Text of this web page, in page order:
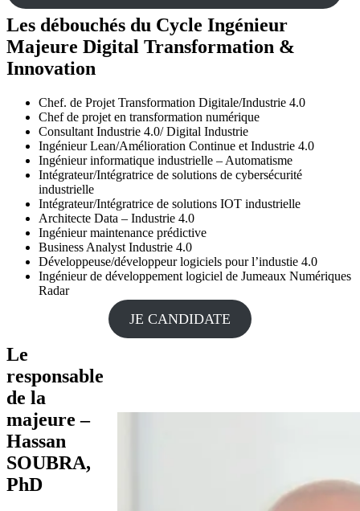
Les débouchés du Cycle Ingénieur
Majeure Digital Transformation &
Innovation
Chef. de Projet Transformation Digitale/Industrie 4.0
Chef de projet en transformation numérique
Consultant Industrie 4.0/ Digital Industrie
Ingénieur Lean/Amélioration Continue et Industrie 4.0
Ingénieur informatique industrielle – Automatisme
Intégrateur/Intégratrice de solutions de cybersécurité
industrielle
Intégrateur/Intégratrice de solutions IOT industrielle
Architecte Data – Industrie 4.0
Ingénieur maintenance prédictive
Business Analyst Industrie 4.0
Développeuse/développeur logiciels pour l’industie 4.0
Ingénieur de développement logiciel de Jumeaux Numériques
Radar
JE CANDIDATE
Le
responsable
de la
majeure –
Hassan
SOUBRA,
PhD